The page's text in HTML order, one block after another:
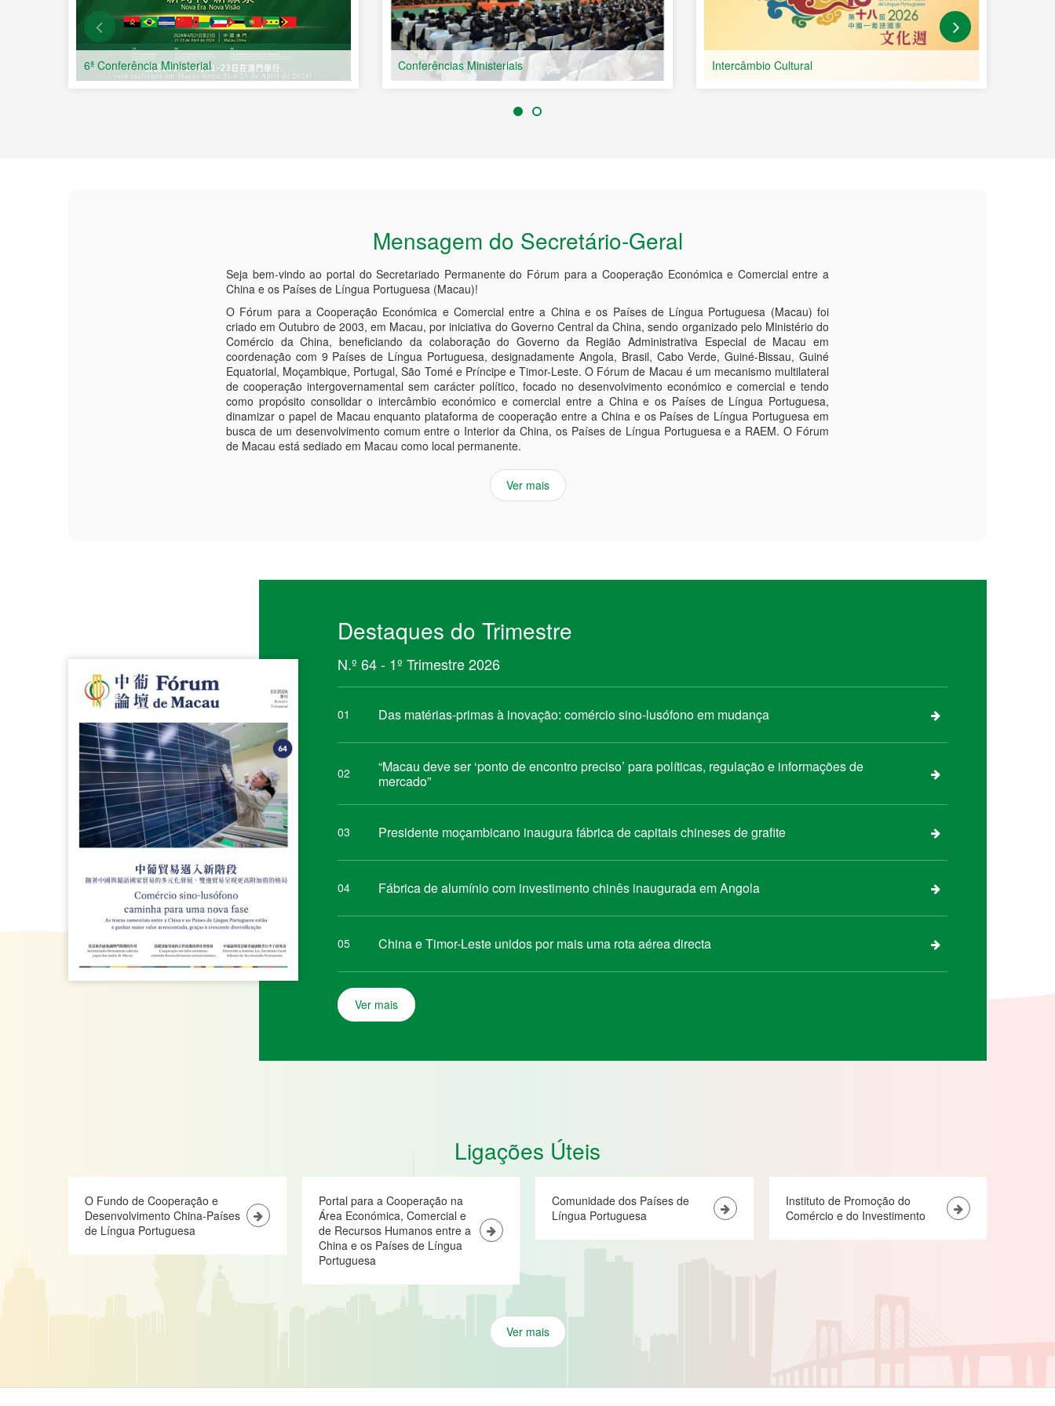
Conferências Ministeriais Intercâmbio Cultural
Mensagem do Secretário-Geral
Seja bem-vindo ao portal do Secretariado Permanente do Fórum para a Cooperação Económica e Comercial entre a
China e os Países de Língua Portuguesa (Macau)!
O Fórum para a Cooperação Económica e Comercial entre a China e os Países de Língua Portuguesa (Macau) foi
criado em Outubro de 2003, em Macau, por iniciativa do Governo Central da China, sendo organizado pelo Ministério do
Comércio da China, beneficiando da colaboração do Governo da Região Administrativa Especial de Macau em
coordenação com 9 Países de Língua Portuguesa, designadamente Angola, Brasil, Cabo Verde, Guiné-Bissau, Guiné
Equatorial, Moçambique, Portugal, São Tomé e Príncipe e Timor-Leste. O Fórum de Macau é um mecanismo multilateral
de cooperação intergovernamental sem carácter político, focado no desenvolvimento económico e comercial e tendo
como propósito consolidar o intercâmbio económico e comercial entre a China e os Países de Língua Portuguesa,
dinamizar o papel de Macau enquanto plataforma de cooperação entre a China e os Países de Língua Portuguesa em
busca de um desenvolvimento comum entre o Interior da China, os Países de Língua Portuguesa e a RAEM. O Fórum
de Macau está sediado em Macau como local permanente.
Ver mais
Destaques do Trimestre
N.º 64 - 1º Trimestre 2026
01 Das matérias-primas à inovação: comércio sino-lusófono em mudança
02
“Macau deve ser ‘ponto de encontro preciso’ para políticas, regulação e informações de
mercado”
03 Presidente moçambicano inaugura fábrica de capitais chineses de grafite
04 Fábrica de alumínio com investimento chinês inaugurada em Angola
05 China e Timor-Leste unidos por mais uma rota aérea directa
Ver mais
Ligações Úteis
O Fundo de Cooperação e
Desenvolvimento China-Países
de Língua Portuguesa
Portal para a Cooperação na
Área Económica, Comercial e
de Recursos Humanos entre a
China e os Países de Língua
Portuguesa
Comunidade dos Países de
Língua Portuguesa
Instituto de Promoção do
Comércio e do Investimento
Ver mais